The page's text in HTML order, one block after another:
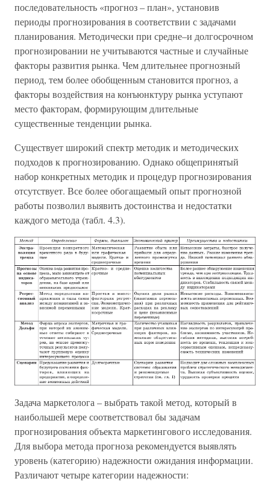
последовательность «прогноз – план», установив
периоды прогнозирования в соответствии с задачами
планирования. Методически при средне–и долгосрочном
прогнозировании не учитываются частные и случайные
факторы развития рынка. Чем длительнее прогнозный
период, тем более обобщенным становится прогноз, а
факторы воздействия на конъюнктуру рынка уступают
место факторам, формирующим длительные
существенные тенденции рынка.
Существует широкий спектр методик и методических
подходов к прогнозированию. Однако общепринятый
набор конкретных методик и процедур прогнозирования
отсутствует. Все более обогащаемый опыт прогнозной
работы позволил выявить достоинства и недостатки
каждого метода (табл. 4.3).
Задача маркетолога – выбрать такой метод, который в
наибольшей мере соответствовал бы задачам
прогнозирования объекта маркетингового исследования.
Для выбора метода прогноза рекомендуется выявлять
уровень (категорию) надежности ожидания информации.
Различают четыре категории надежности: